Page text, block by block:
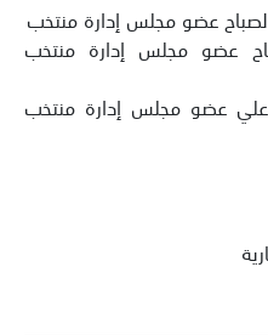
عضو مجلس إدارة منتخب
عضو مجلس إدارة منتخب
علي عضو مجلس إدارة منتخب